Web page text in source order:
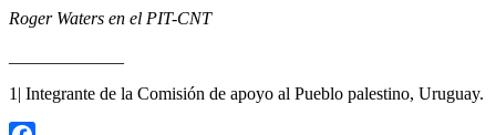
Roger Waters en el PIT-CNT
1| Integrante de la Comisión de apoyo al Pueblo palestino, Uruguay.